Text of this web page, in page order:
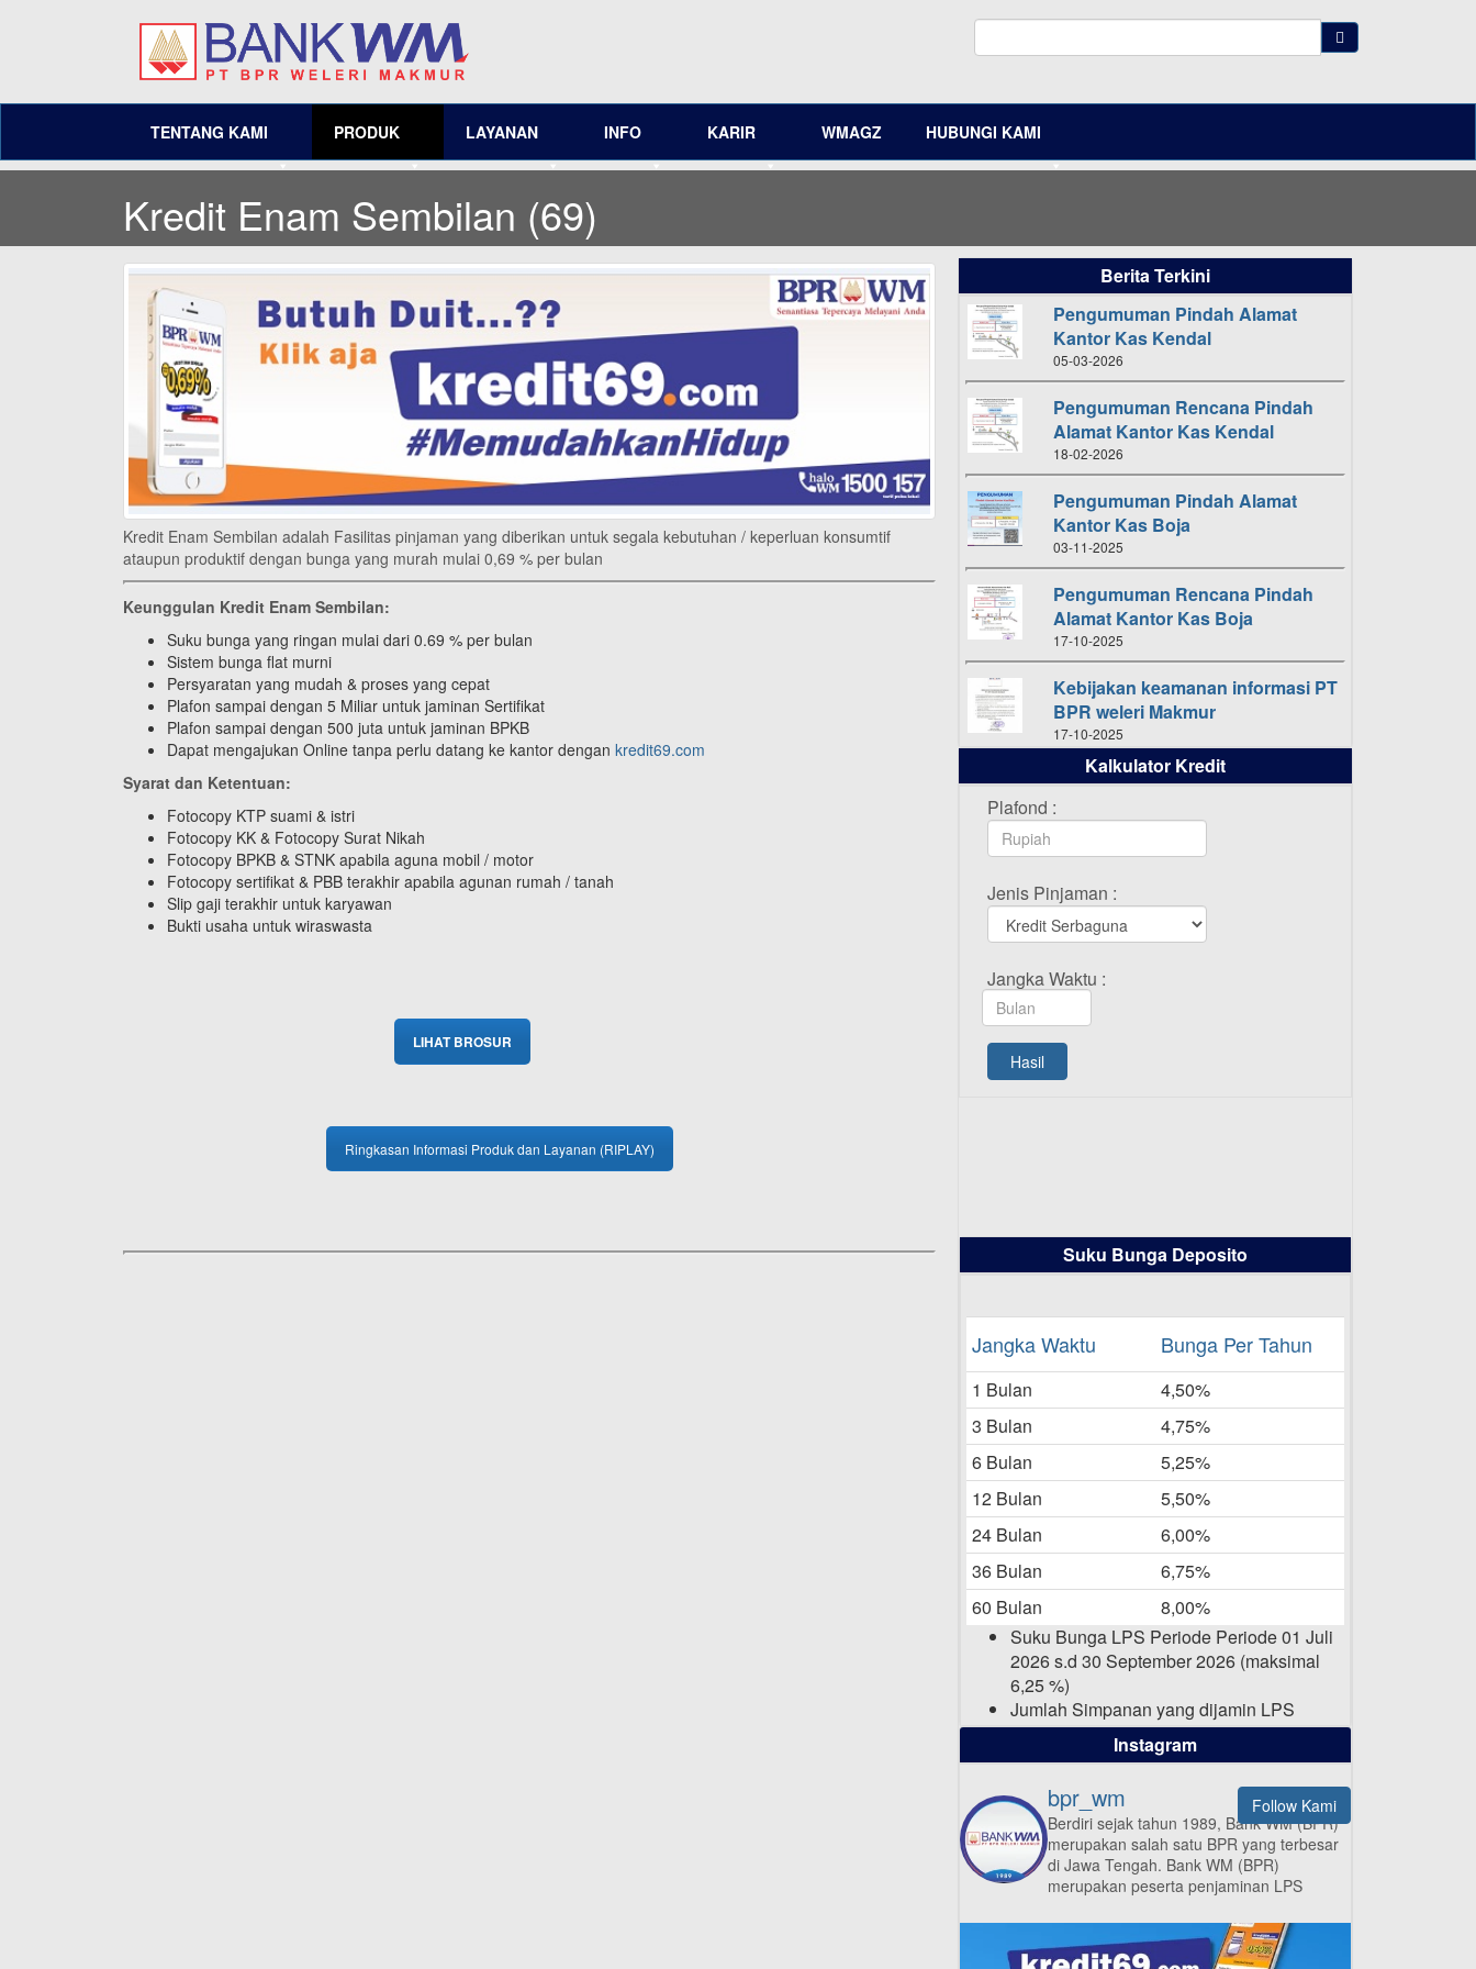
TENTANG KAMI PRODUK LAYANAN INFO KARIR WMAGZ HUBUNGI KAMI
Kredit Enam Sembilan (69)
Kredit Enam Sembilan adalah Fasilitas pinjaman yang diberikan untuk segala kebutuhan / keperluan konsumtif
ataupun produktif dengan bunga yang murah mulai 0,69 % per bulan
Keunggulan Kredit Enam Sembilan:
Suku bunga yang ringan mulai dari 0.69 % per bulan
Sistem bunga flat murni
Persyaratan yang mudah & proses yang cepat
Plafon sampai dengan 5 Miliar untuk jaminan Sertifikat
Plafon sampai dengan 500 juta untuk jaminan BPKB
Dapat mengajukan Online tanpa perlu datang ke kantor dengan kredit69.com
Syarat dan Ketentuan:
Fotocopy KTP suami & istri
Fotocopy KK & Fotocopy Surat Nikah
Fotocopy BPKB & STNK apabila aguna mobil / motor
Fotocopy sertifikat & PBB terakhir apabila agunan rumah / tanah
Slip gaji terakhir untuk karyawan
Bukti usaha untuk wiraswasta
LIHAT BROSUR
Ringkasan Informasi Produk dan Layanan (RIPLAY)
Berita Terkini
Pengumuman Pindah Alamat
Kantor Kas Kendal
05-03-2026
Pengumuman Rencana Pindah
Alamat Kantor Kas Kendal
18-02-2026
Pengumuman Pindah Alamat
Kantor Kas Boja
03-11-2025
Pengumuman Rencana Pindah
Alamat Kantor Kas Boja
17-10-2025
Kebijakan keamanan informasi PT
BPR weleri Makmur
17-10-2025
Daftar Pemenang Undian
TAMASHA Bulan Oktober 2025
16-10-2025
TAMASHA Bulan September 2025
20-09-2025
Daftar Pemenang Undian
TAMASHA Bulan Agustus 2025
Kantor Cabang Pati 13 Agustus
Daftar Pemenang Undian
16-06-2025
Daftar Pemenang Undian
TAMASHA Bulan Mei 2025
20-05-2025
Laporan Keuangan Berkelanjutan
06-05-2025
Daftar Pemenang Undian
TAMASHA Bulan April 2025
Pengumuman Nama Baru
Perusahaan
03-03-2025
Kalkulator Kredit
Plafond :
Jenis Pinjaman :
Jangka Waktu :
Hasil
Suku Bunga Deposito
Jangka Waktu Bunga Per Tahun
1 Bulan
4,50%
3 Bulan
4,75%
6 Bulan
5,25%
12 Bulan
5,50%
24 Bulan
6,00%
36 Bulan
6,75%
60 Bulan
8,00%
Suku Bunga LPS Periode Periode 01 Juli
2026 s.d 30 September 2026 (maksimal
6,25 %)
Jumlah Simpanan yang dijamin LPS
maksimal sampai dengan 2 Milyar Rupiah
per nasabah dalam satu bank
ISI APLIKASI SEKARANG
Instagram
Follow Kami
bpr_wm
Berdiri sejak tahun 1989, Bank WM (BPR)
merupakan salah satu BPR yang terbesar
di Jawa Tengah. Bank WM (BPR)
merupakan peserta penjaminan LPS